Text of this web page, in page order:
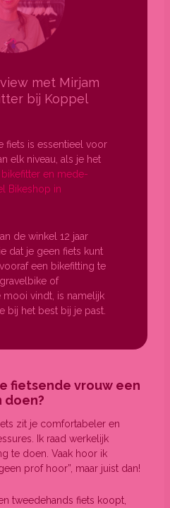
met Mirjam
bij Koppel
fiets is essentieel voor
elk niveau, als je het
bikefitter en mede-
Bikeshop in
de winkel 12 jaar
dat je geen fiets kunt
een bikefitting te
of
vindt, is namelijk
bij het best bij je past.
fietsende vrouw een
doen?
zit je comfortabeler en
Ik raad werkelijk
te doen. Vaak hoor ik
prof hoor”, maar juist dan!
tweedehands fiets koopt,